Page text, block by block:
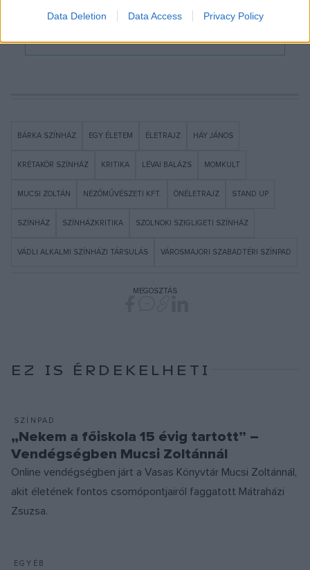
Data Deletion Data Access Privacy Policy
Az előadás színlapja a Városmajori
BÁRKA SZÍNHÁZ EGY ÉLETEM ÉLETRAJZ HÁY JÁNOS
KRÉTAKÖR SZÍNHÁZ KRITIKA LÉVAI BALÁZS MOMKULT
MUCSI ZOLTÁN NÉZŐMŰVÉSZETI KFT. ÖNÉLETRAJZ STAND UP
SZÍNHÁZ SZÍNHÁZKRITIKA SZOLNOKI SZIGLIGETI SZÍNHÁZ
VÁDLI ALKALMI SZÍNHÁZI TÁRSULÁS VÁROSMAJORI SZABADTÉRI SZÍNPAD
MEGOSZTÁS
EZ IS ÉRDEKELHETI
SZÍNPAD
„Nekem a főiskola 15 évig tartott” –
Vendégségben Mucsi Zoltánnál
Online vendégségben járt a Vasas Könyvtár Mucsi Zoltánnál,
akit életének fontos csomópontjairól faggatott Mátraházi
Zsuzsa.
EGYÉB